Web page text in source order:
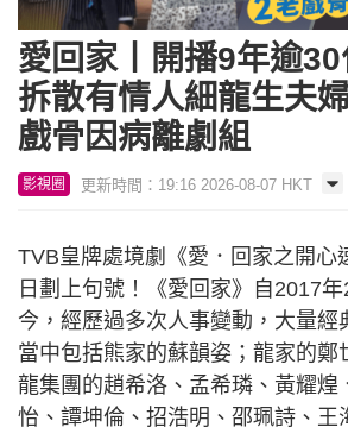
愛回家丨開播9年逾30
拆散有情人細龍生夫
戲骨因病離劇組
影視圈 更新時間：19:16 2026-08-07 HKT
TVB皇牌處境劇《愛．回家之開心
日劃上句號！《愛回家》自2017
今，經歷過多次人事變動，大量經
當中包括熊家的蘇韻姿；龍家的鄭
龍集團的趙希洛、孟希璘、黃耀煌
怡、譚坤倫、招浩明、邵珮詩、王